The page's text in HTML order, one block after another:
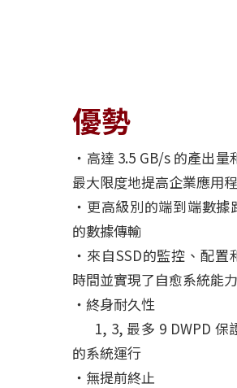
優勢
‧高達 3.5 GB/s 的產出量
最大限度地提高企業應用
‧更高級別的端到端數據
的數據傳輸
‧來自SSD的監控、配置
時間並實現了自愈系統能力
‧終身耐久性
1, 3, 最多 9 DWPD 保
的系統運行
‧無提前終止